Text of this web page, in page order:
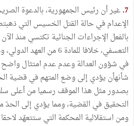
7. غير أن رئيس الجمهورية، بالدعوة
الإعدام في حالة القتل الخسيس التي
بالفعل الإجراءات الجنائية تكتسي منذ
التعسفي، خلافا للمادة 6
في شؤون العدالة وعدم عدم امتثال واضح
شأنهأن يؤدي إلى وضع المتهم في قضية
بصدور مثل هذا الموقف رسميا من أعلى
التحقيق في القضية، ومما يؤدي إلى الحدّ
ومن استقلالية المحكمة التي ستتعهّد